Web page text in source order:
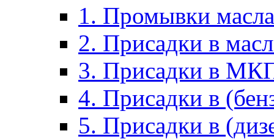
1. Промывки масла
2. Присадки в
3. Присадки в
4. Присадки в
5. Присадки в